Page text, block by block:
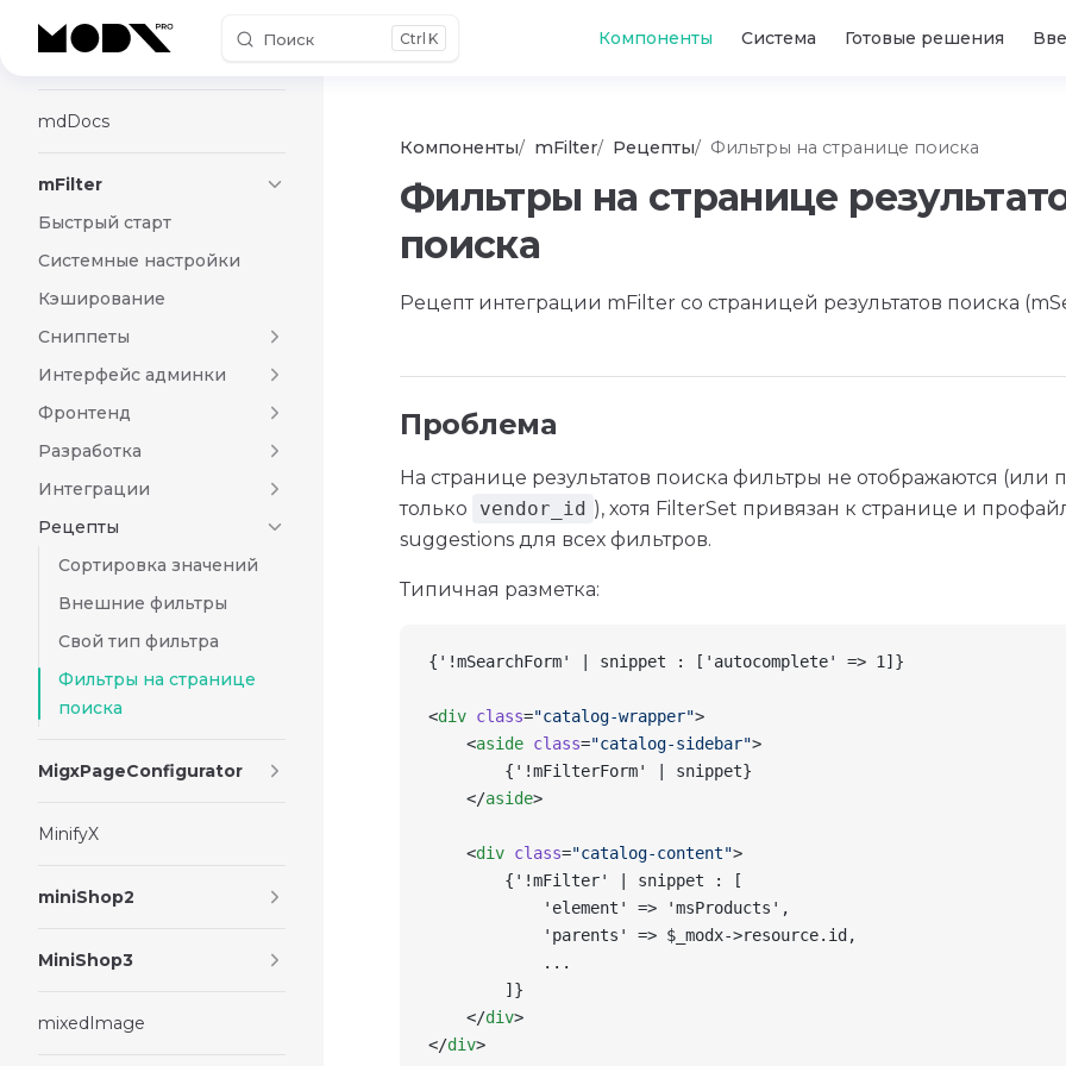
Skip to content Поиск K Компоненты Система Готовые решения
Mapex2
mdDocs
mFilter
Быстрый старт
Системные настройки
Кэширование
Сниппеты
Интерфейс админки
Фронтенд
Разработка
Интеграции
Рецепты
Сортировка значений
Внешние фильтры
Свой тип фильтра
Фильтры на странице
поиска
MigxPageConfigurator
MinifyX
miniShop2
MiniShop3
mixedImage
Компоненты mFilter Рецепты Фильтры на странице поиска
Фильтры на странице
поиска
Рецепт интеграции mFilter со страницей результатов поиска
Проблема
На странице результатов поиска фильтры не отображаются (или
только
vendor_id ), хотя FilterSet привязан к странице и
suggestions для всех фильтров.
Типичная разметка:
{'!mSearchForm' | snippet : ['autocomplete' => 1]}
<div class="catalog-wrapper">
    <
aside class="catalog-sidebar">
        {'!mFilterForm' | snippet}
    </
aside>
    <
div class="catalog-content">
        {'!mFilter' | snippet : [
            'element' => 'msProducts',
            'parents' => $_modx->resource.id,
            ...
        ]}
    </
div>
</div>